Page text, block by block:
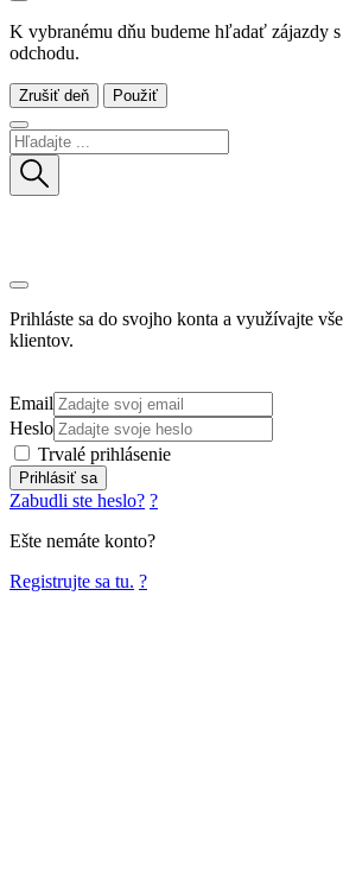
K vybranému dňu budeme hľadať zájazdy
odchodu.
Zrušiť deň Použiť
Prihláste sa do svojho konta a využívajte
klientov.
Email
Heslo
Trvalé prihlásenie
Prihlásiť sa
Zabudli ste heslo? ?
Ešte nemáte konto?
Registrujte sa tu. ?